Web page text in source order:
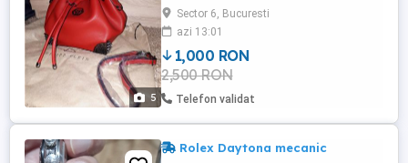
5
perfectă. Geanta vine in săculețul ei
original. Prețul este ușor negociabil.
Vizualizați și celelalte anunțuri!
Sector 6, Bucuresti
azi 13:01
1,000 RON
2,500 RON
Telefon validat
Rolex Daytona mecanic